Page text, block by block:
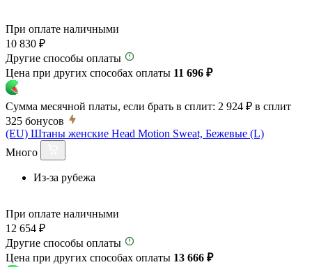
При оплате наличными
10 830 ₽
Другие способы оплаты
Цена при других способах оплаты 11 696 ₽
Сумма месячной платы, если брать в сплит: 2 924 ₽ в сплит
325 бонусов
(EU) Штаны женские Head Motion Sweat, Бежевые (L)
Много
Из-за рубежа
При оплате наличными
12 654 ₽
Другие способы оплаты
Цена при других способах оплаты 13 666 ₽